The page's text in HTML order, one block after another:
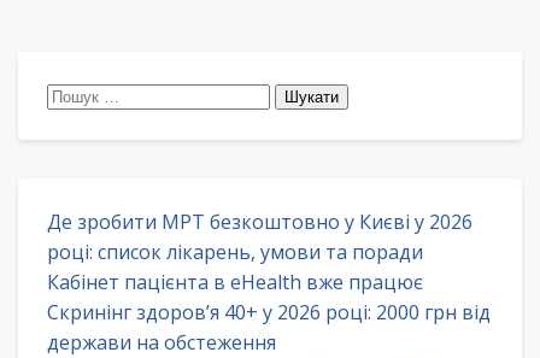
Пошук:
Де зробити МРТ безкоштовно у Києві у 2026
році: список лікарень, умови та поради
Кабінет пацієнта в eHealth вже працює
Скринінг здоров’я 40+ у 2026 році: 2000 грн від
держави на обстеження